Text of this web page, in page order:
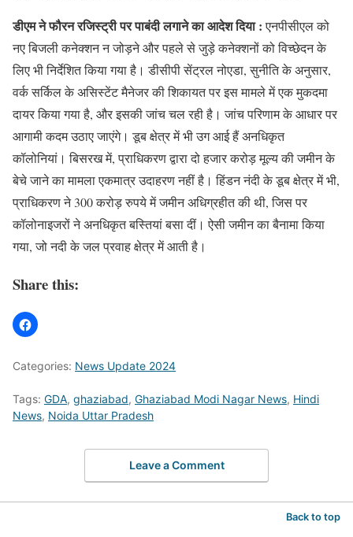
डीएम ने फौरन रजिस्ट्री पर पाबंदी लगाने का आदेश दिया :एनपीसीएल को
नए बिजली कनेक्शन न जोड़ने और पहले से जुड़े कनेक्शनों को विच्छेदन के
लिए भी निर्देशित किया गया है। डीसीपी सेंट्रल नोएडा, सुनीति के अनुसार,
वर्क सर्किल के असिस्टेंट मैनेजर की शिकायत पर इस मामले में एक मुकदमा
दायर किया गया है, और इसकी जांच चल रही है। जांच परिणाम के आधार पर
आगामी कदम उठाए जाएंगे। डूब क्षेत्र में भी उग आई हैं अनधिकृत
कॉलोनियां। बिसरख में, प्राधिकरण द्वारा दो हजार करोड़ मूल्य की जमीन के
बेचे जाने का मामला एकमात्र उदाहरण नहीं है। हिंडन नंदी के डूब क्षेत्र में भी,
प्राधिकरण ने 300 करोड़ रुपये में जमीन अधिग्रहीत की थी, जिस पर
कॉलोनाइजरों ने अनधिकृत बस्तियां बसा दीं। ऐसी जमीन का बैनामा किया
गया, जो नदी के जल प्रवाह क्षेत्र में आती है।
Share this:
Categories: News Update 2024
Tags: GDA, ghaziabad, Ghaziabad Modi Nagar News, Hindi
News, Noida Uttar Pradesh
Leave a Comment
Back to top